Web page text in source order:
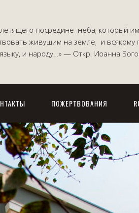
летящего посредине неба, который
живущим на земле, и всякому
и народу…» — Откр. Иоанна
ПОЖЕРТВОВАНИЯ